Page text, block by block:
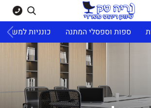
וספסלי המתנה כונניות למשרד